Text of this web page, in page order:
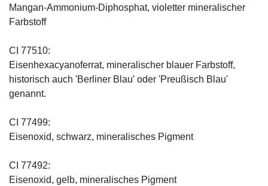
Mangan-Ammonium-Diphosphat, violetter mineralischer
Farbstoff
CI 77510:
Eisenhexacyanoferrat, mineralischer blauer Farbstoff,
historisch auch 'Berliner Blau' oder 'Preußisch Blau'
genannt.
CI 77499:
Eisenoxid, schwarz, mineralisches Pigment
CI 77492:
Eisenoxid, gelb, mineralisches Pigment